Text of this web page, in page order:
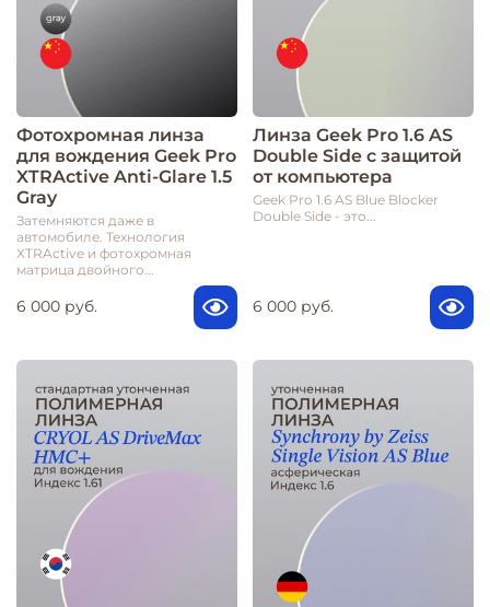
Фотохромная линза
для вождения Geek Pro
XTRActive Anti-Glare 1.5
Gray
Затемняются даже в
автомобиле. Технология
XTRActive и фотохромная
матрица двойного...
6 000 руб.
Линза Geek Pro 1.6 AS
Double Side с защитой
от компьютера
Geek Pro 1.6 AS Blue Blocker
Double Side - это...
6 000 руб.